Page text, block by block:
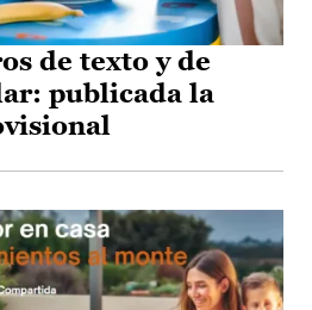
de texto y de
publicada la